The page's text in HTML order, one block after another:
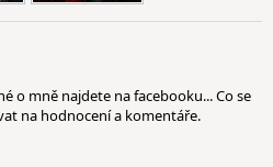
o mně najdete na facebooku... Co se
na hodnocení a komentáře.